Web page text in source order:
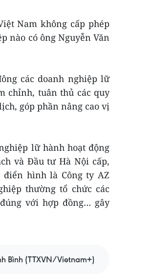
Nam không cấp phép
nào có ông Nguyễn Văn
các doanh nghiệp lữ
chỉnh, tuân thủ các quy
góp phần nâng cao vị
lữ hành hoạt động
và Đầu tư Hà Nội cấp,
hình là Công ty AZ
thường tổ chức các
với hợp đồng… gây
Bình (TTXVN/Vietnam+)